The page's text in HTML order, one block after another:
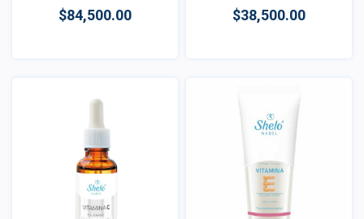
$84,500.00 $38,500.00